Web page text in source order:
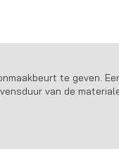
te geven.
van de